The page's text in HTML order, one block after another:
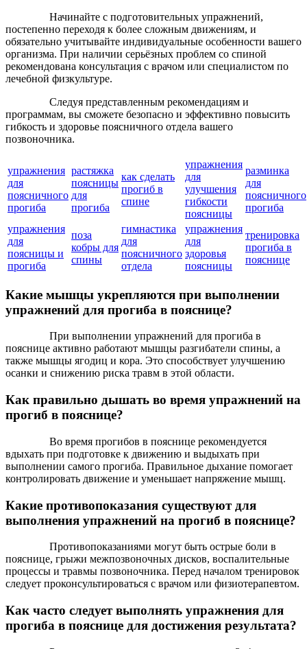
Начинайте с подготовительных упражнений,
постепенно переходя к более сложным движениям, и
обязательно учитывайте индивидуальные особенности вашего
организма. При наличии серьёзных проблем со спиной
рекомендована консультация с врачом или специалистом по
лечебной физкультуре.
Следуя представленным рекомендациям и
программам, вы сможете безопасно и эффективно повысить
гибкость и здоровье поясничного отдела вашего
позвоночника.
упражнения
для
поясничного
прогиба
растяжка
поясницы
для
прогиба
как сделать
прогиб в
спине
упражнения
для
улучшения
гибкости
поясницы
разминка
для
поясничного
прогиба
упражнения
для
поясницы и
прогиба
поза
кобры для
спины
гимнастика
для
поясничного
отдела
упражнения
для
здоровья
поясницы
тренировка
прогиба в
пояснице
Какие мышцы укрепляются при выполнении
упражнений для прогиба в пояснице?
При выполнении упражнений для прогиба в
пояснице активно работают мышцы разгибатели спины, а
также мышцы ягодиц и кора. Это способствует улучшению
осанки и снижению риска травм в этой области.
Как правильно дышать во время упражнений на
прогиб в пояснице?
Во время прогибов в пояснице рекомендуется
вдыхать при подготовке к движению и выдыхать при
выполнении самого прогиба. Правильное дыхание помогает
контролировать движение и уменьшает напряжение мышц.
Какие противопоказания существуют для
выполнения упражнений на прогиб в пояснице?
Противопоказаниями могут быть острые боли в
пояснице, грыжи межпозвоночных дисков, воспалительные
процессы и травмы позвоночника. Перед началом тренировок
следует проконсультироваться с врачом или физиотерапевтом.
Как часто следует выполнять упражнения для
прогиба в пояснице для достижения результата?